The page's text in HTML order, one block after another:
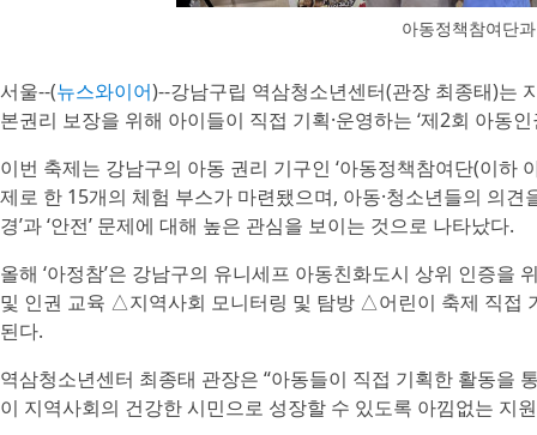
아동정책참여단
서울--(뉴스와이어)--강남구립 역삼청소년센터(관장 최종태)는
본권리 보장을 위해 아이들이 직접 기획·운영하는 ‘제2회 아동
이번 축제는 강남구의 아동 권리 기구인 ‘아동정책참여단(이하
제로 한 15개의 체험 부스가 마련됐으며, 아동·청소년들의 의
경’과 ‘안전’ 문제에 대해 높은 관심을 보이는 것으로 나타났다.
올해 ‘아정참’은 강남구의 유니세프 아동친화도시 상위 인증
및 인권 교육 △지역사회 모니터링 및 탐방 △어린이 축제 직접
된다.
역삼청소년센터 최종태 관장은 “아동들이 직접 기획한 활동을
이 지역사회의 건강한 시민으로 성장할 수 있도록 아낌없는 지